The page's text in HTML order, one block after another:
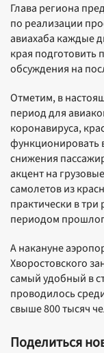
Глава региона
по реализации
авиахаба каждые
края подготовить
обсуждения на
Отметим, в
период для
коронавируса,
функционировать
снижения
акцент на
самолетов из
практически в
периодом
А накануне
Хворостовского
самый удобный в
проводилось
свыше 800 тысяч
Поделиться